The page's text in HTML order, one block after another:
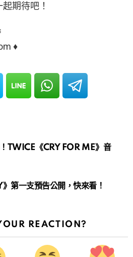
期待吧！
♦
TWICE《CRY FOR ME》音
第一支預告公開，快來看！
REACTION?